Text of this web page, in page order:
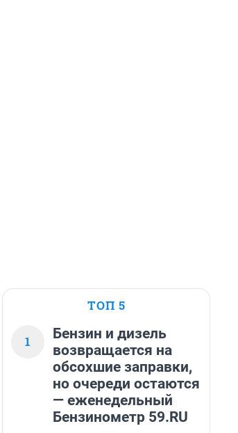
ТОП 5
1
Бензин и дизель
возвращается на
обсохшие заправки,
но очереди остаются
— еженедельный
Бензинометр 59.RU